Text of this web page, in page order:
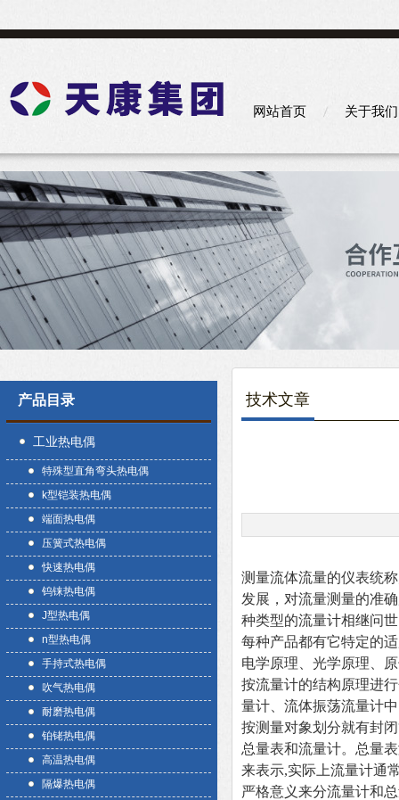
网站首页 关于我们
产品目录
工业热电偶
特殊型直角弯头热电偶
k型铠装热电偶
端面热电偶
压簧式热电偶
快速热电偶
钨铼热电偶
J型热电偶
n型热电偶
手持式热电偶
吹气热电偶
耐磨热电偶
铂铑热电偶
高温热电偶
隔爆热电偶
技术文章
测量流体流量的仪表统
发展，对流量测量的准
种类型的流量计相继问
每种产品都有它特定的
电学原理、光学原理、
按流量计的结构原理进
量计、流体振荡流量计
按测量对象划分就有封
总量表和流量计。总量
来表示,实际上流量计通
严格意义来分流量计和